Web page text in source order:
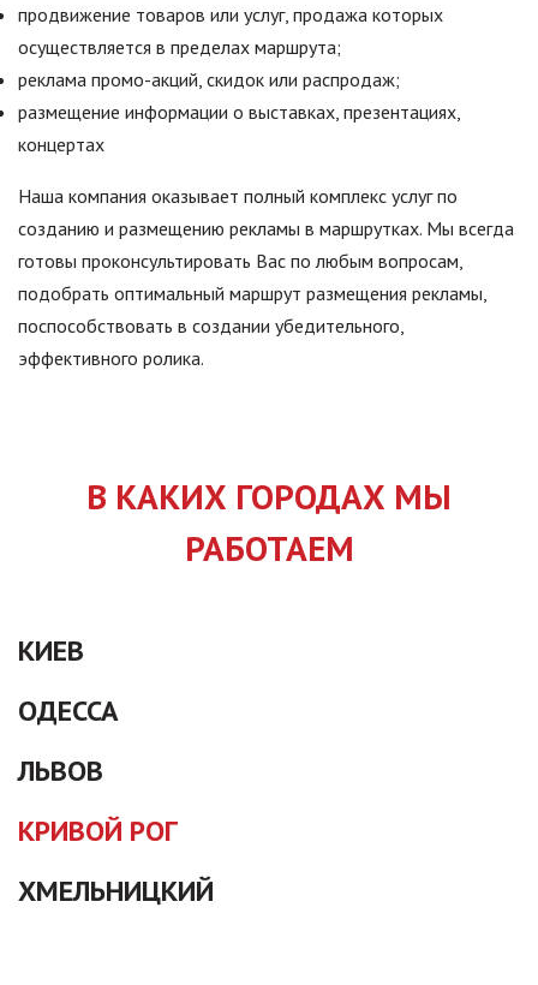
продвижение товаров или услуг, продажа которых
осуществляется в пределах маршрута;
реклама промо-акций, скидок или распродаж;
размещение информации о выставках, презентациях,
концертах
Наша компания оказывает полный комплекс услуг по
созданию и размещению рекламы в маршрутках. Мы всегда
готовы проконсультировать Вас по любым вопросам,
подобрать оптимальный маршрут размещения рекламы,
поспособствовать в создании убедительного,
эффективного ролика.
В КАКИХ ГОРОДАХ МЫ
РАБОТАЕМ
КИЕВ
ОДЕССА
ЛЬВОВ
КРИВОЙ РОГ
ХМЕЛЬНИЦКИЙ